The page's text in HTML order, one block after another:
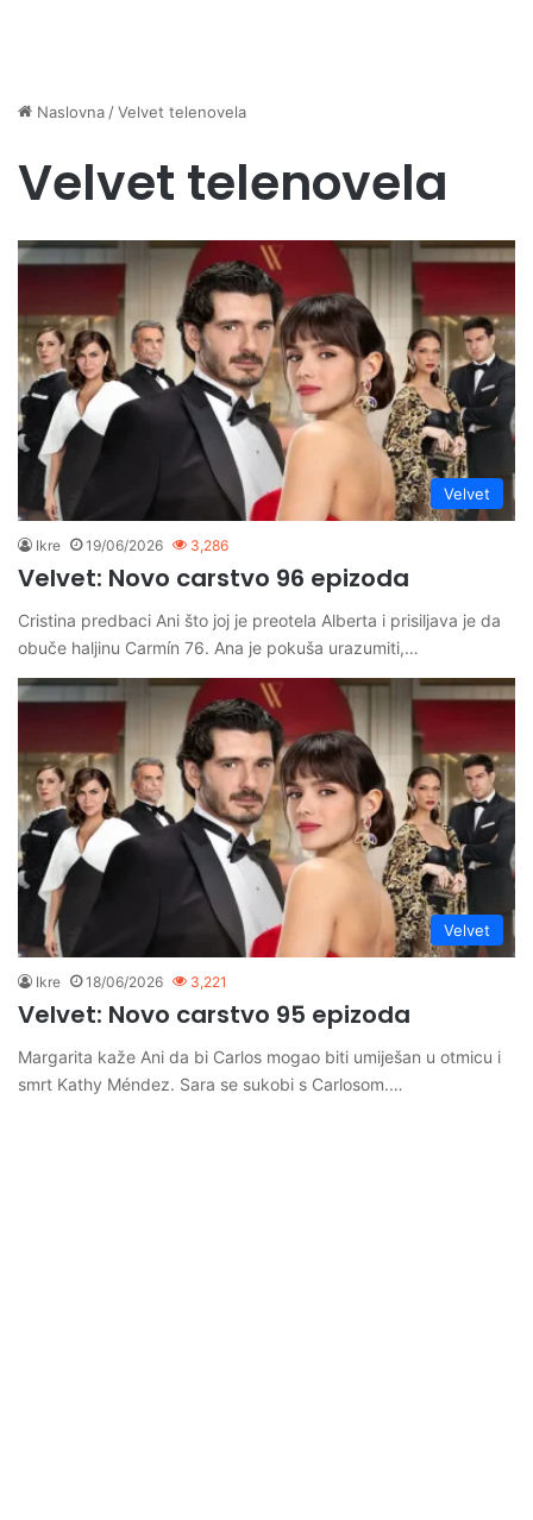
Naslovna /Velvet telenovela
Velvet telenovela
Velvet
Ikre 19/06/2026 3,286
Velvet: Novo carstvo 96 epizoda
Cristina predbaci Ani što joj je preotela Alberta i prisiljava je da
obuče haljinu Carmín 76. Ana je pokuša urazumiti,…
Velvet
Ikre 18/06/2026 3,221
Velvet: Novo carstvo 95 epizoda
Margarita kaže Ani da bi Carlos mogao biti umiješan u otmicu i
smrt Kathy Méndez. Sara se sukobi s Carlosom.…